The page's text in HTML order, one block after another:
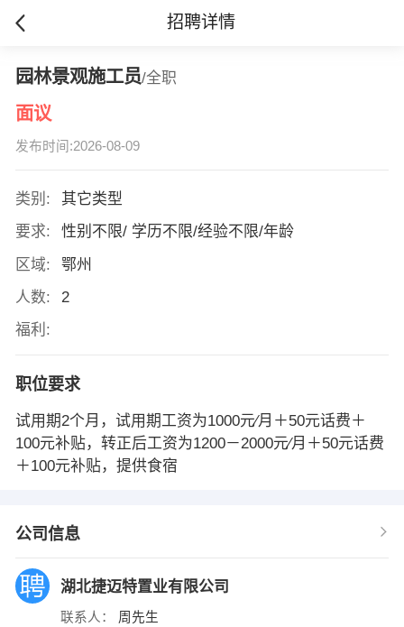
招聘详情
园林景观施工员/全职
面议
发布时间:2026-08-09
类别:
其它类型
要求:
性别不限/ 学历不限/经验不限/年龄
区域:
鄂州
人数:
2
福利:
职位要求
试用期2个月，试用期工资为1000元∕月＋50元话费＋
100元补贴，转正后工资为1200－2000元∕月＋50元话费
＋100元补贴，提供食宿
公司信息
湖北捷迈特置业有限公司
联系人： 周先生